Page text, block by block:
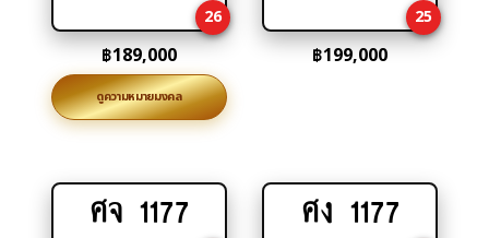
cart
26
฿189,000
ดูความหมายมงคล
cart
25
฿199,000
Add
ศจ 1177
Add
ศง 1177